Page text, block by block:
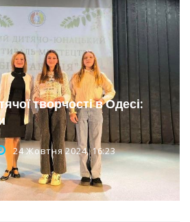
інсульту в Швейцарії
в українське суспільство
наслідки обстрілу
підтримка для Одеси
локації для підвезення води
творчості в Одесі:
24 Жовтня 2024, 16:23